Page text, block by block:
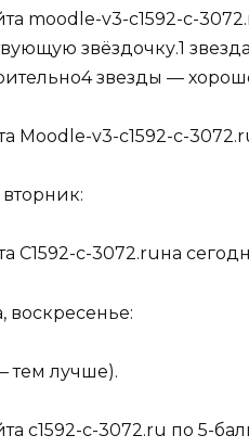
moodle-v3-c1592-c-
звёздочку.1
звезды —
Moodle-v3-c1592-c-
C1592-c-3072.ruна
воскресенье:
тем лучше).
c1592-c-3072.ru по 5-